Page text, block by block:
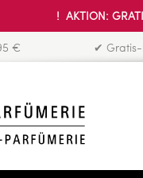
! AKTION:
€ ✔